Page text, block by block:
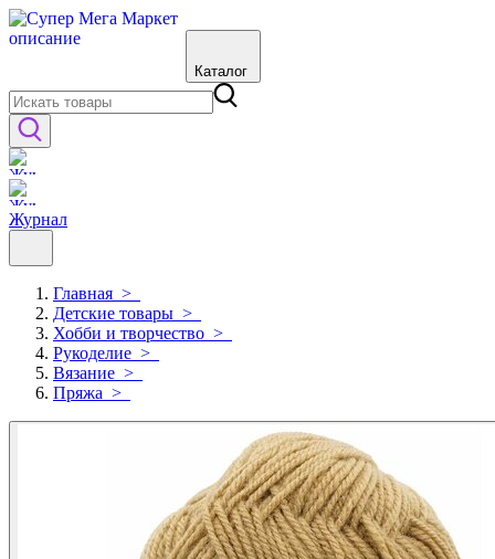
Каталог
Журнал
Главная >
Детские товары >
Хобби и творчество >
Рукоделие >
Вязание >
Пряжа >